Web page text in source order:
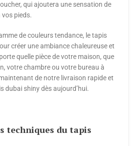
qui ajoutera une sensation de
pieds.
de couleurs tendance, le tapis
créer une ambiance chaleureuse et
quelle pièce de votre maison, que
votre chambre ou votre bureau à
de notre livraison rapide et
dubai shiny dès aujourd’hui.
techniques du tapis